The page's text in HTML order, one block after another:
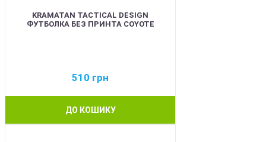
KRAMATAN TACTICAL DESIGN
ФУТБОЛКА БЕЗ ПРИНТА COYOTE
510 грн
ДО КОШИКУ